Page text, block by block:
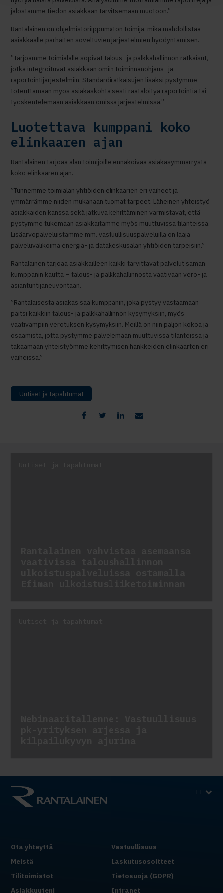
jalostamme tiedon asiakkaan tarvitsemaan muotoon.”
Rantalainen on ohjelmistoriippumaton toimija, mikä mahdollistaa
asiakkaalle parhaiten soveltuvien järjestelmien hyödyntämisen.
”Tarjoamme toimialalle sopivat talous- ja palkkahallinnon ratkaisut,
jotka integroituvat asiakkaan omiin toiminnanohjaus- ja
raportointijärjestelmiin. Standardiratkaisujen lisäksi pystymme
toteuttamaan myös asiakaskohtaisesti räätälöityä raportointia tai
työskentelemään asiakkaan omissa järjestelmissä.”
Luotettava kumppani koko
elinkaaren ajan
Rantalainen tarjoaa alan toimijoille ennakoivaa asiakasymmärrystä
koko elinkaaren ajan.
”Tunnemme toimialan yhtiöiden elinkaarien eri vaiheet ja
ymmärrämme niiden mukanaan tuomat tarpeet. Läheinen yhteistyö
asiakkaiden kanssa sekä jatkuva kehittäminen varmistavat, että
pystymme tukemaan asiakkaitamme myös muuttuvissa tilanteissa.
Lisäarvopalveluistamme mm. vastuullisuuspalveluilla on laaja
palveluvalikoima energia- ja datakeskusalan yhtiöiden tarpeisiin.”
Rantalainen tarjoaa asiakkailleen kaikki tarvittavat palvelut saman
kumppanin kautta – talous- ja palkkahallinnosta vaativaan vero- ja
asiantuntijaneuvontaan.
”Rantalaisesta asiakas saa kumppanin, joka pystyy vastaamaan
paitsi kaikkiin talous- ja palkkahallinnon kysymyksiin, myös
vaativampiin verotuksen kysymyksiin. Meillä on niin paljon kokoa ja
osaamista, jotta pystymme palvelemaan muuttuvissa tilanteissa ja
takaamaan yhteistyömme kehittymisen hankkeiden elinkaarten eri
vaiheissa.”
Uutiset ja tapahtumat
FI
Ota yhteyttä
Meistä
Tilitoimistot
Asiakkuuteni
Vastuullisuus
Laskutusosoitteet
Tietosuoja (GDPR)
Intranet